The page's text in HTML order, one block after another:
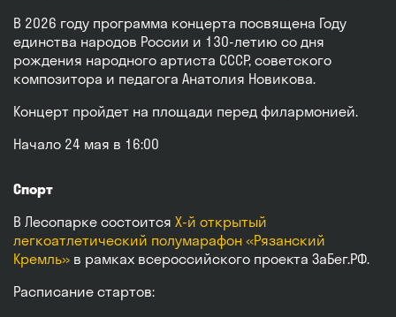
В 2026 году программа концерта посвящена Году
единства народов России и 130-летию со дня
рождения народного артиста СССР, советского
композитора и педагога Анатолия Новикова.
Концерт пройдет на площади перед филармонией.
Начало 24 мая в 16:00
Спорт
В Лесопарке состоится X-й открытый
легкоатлетический полумарафон «Рязанский
Кремль» в рамках всероссийского проекта ЗаБег.РФ.
Расписание стартов: